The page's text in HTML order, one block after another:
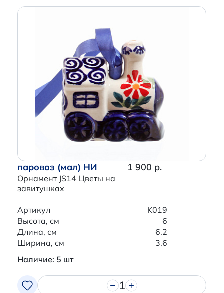
паровоз (мал) НИ
Орнамент JS14 Цветы на
завитушках
1 900 р.
Артикул
K019
Высота, см
6
Длина, см
6.2
Ширина, см
3.6
Наличие: 5 шт
1